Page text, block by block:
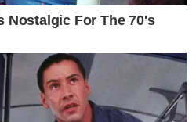
Nostalgic For The 70's